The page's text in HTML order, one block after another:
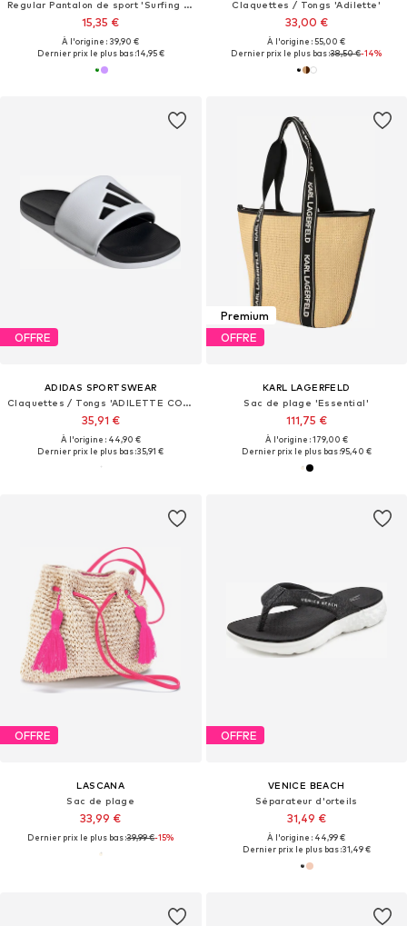
Regular Pantalon de sport 'Surfing By Moonlight'
15,35 €
À l'origine : 39,90 €
Dernier prix le plus bas :14,95 €
Claquettes / Tongs 'Adilette'
33,00 €
À l'origine : 55,00 €
Dernier prix le plus bas :38,50 €-14%
OFFRE
ADIDAS SPORTSWEAR
Claquettes / Tongs 'ADILETTE COMFORT 2.0'
35,91 €
À l'origine : 44,90 €
Dernier prix le plus bas :35,91 €
Premium
OFFRE
KARL LAGERFELD
Sac de plage 'Essential'
111,75 €
À l'origine : 179,00 €
Dernier prix le plus bas :95,40 €
OFFRE
LASCANA
Sac de plage
33,99 €
Dernier prix le plus bas :39,99 €-15%
OFFRE
VENICE BEACH
Séparateur d'orteils
31,49 €
À l'origine : 44,99 €
Dernier prix le plus bas :31,49 €